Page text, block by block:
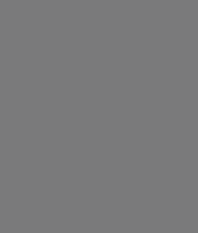
dat elke outfit een
de Festina Bullhead